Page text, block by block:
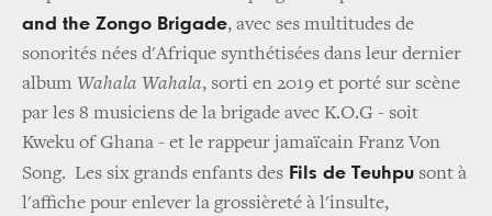
and the Zongo Brigade, avec ses multitudes de
sonorités nées d'Afrique synthétisées dans leur dernier
album Wahala Wahala, sorti en 2019 et porté sur scène
par les 8 musiciens de la brigade avec K.O.G - soit
Kweku of Ghana - et le rappeur jamaïcain Franz Von
Song. Les six grands enfants des Fils de Teuhpu sont à
l'affiche pour enlever la grossièreté à l'insulte,